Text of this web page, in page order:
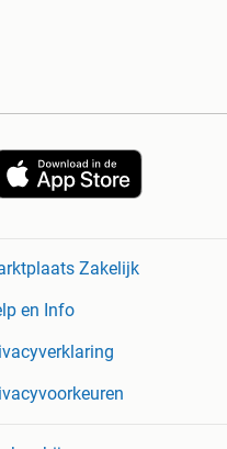
Zakelijk
en Info